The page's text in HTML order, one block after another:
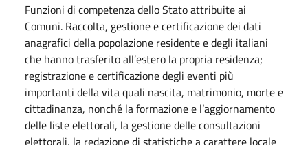
Funzioni di competenza dello Stato attribuite ai
Comuni. Raccolta, gestione e certificazione dei dati
anagrafici della popolazione residente e degli italiani
che hanno trasferito all’estero la propria residenza;
registrazione e certificazione degli eventi più
importanti della vita quali nascita, matrimonio, morte e
cittadinanza, nonché la formazione e l’aggiornamento
delle liste elettorali, la gestione delle consultazioni
elettorali, la redazione di statistiche a carattere locale